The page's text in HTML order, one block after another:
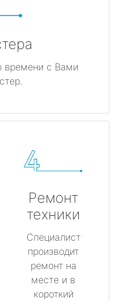
времени с Вами
Ремонт
техники
Специалист
производит
ремонт на
месте и в
короткий